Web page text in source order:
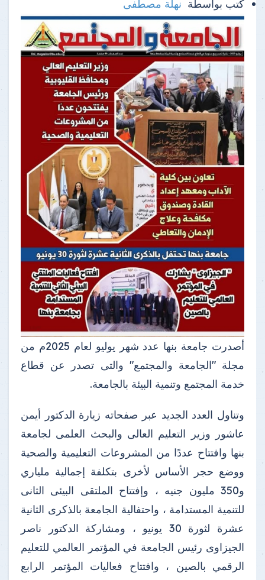
كتب بواسطة نهلة مصطفى
أصدرت جامعة بنها عدد شهر يوليو لعام 2025م من
مجلة "الجامعة والمجتمع" والتى تصدر عن قطاع
خدمة المجتمع وتنمية البيئة بالجامعة.
وتناول العدد الجديد عبر صفحاته زيارة الدكتور أيمن
عاشور وزير التعليم العالى والبحث العلمى لجامعة
بنها وافتتاح عددًا من المشروعات التعليمية والصحية
ووضع حجر الأساس لأخرى بتكلفة إجمالية ملياري
و350 مليون جنيه ، وإفتتاح الملتقى البيئى الثانى
للتنمية المستدامة ، واحتفالية الجامعة بالذكرى الثانية
عشرة لثورة 30 يونيو ، ومشاركة الدكتور ناصر
الجيزاوى رئيس الجامعة في المؤتمر العالمي للتعليم
الرقمي بالصين ، وافتتاح فعاليات المؤتمر الرابع